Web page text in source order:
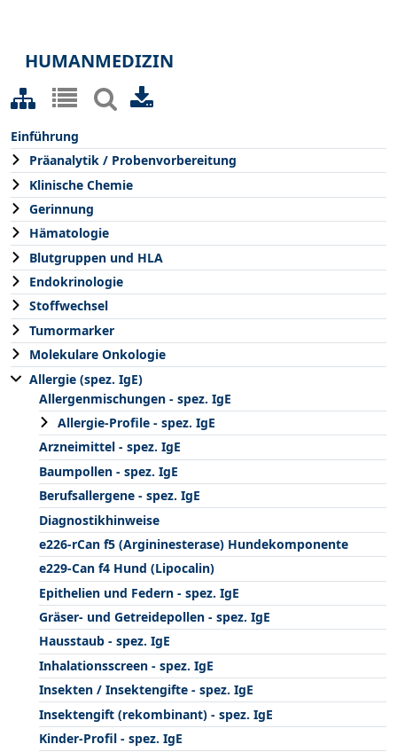
HUMANMEDIZIN
Einführung
Präanalytik / Probenvorbereitung
Klinische Chemie
Gerinnung
Hämatologie
Blutgruppen und HLA
Endokrinologie
Stoffwechsel
Tumormarker
Molekulare Onkologie
Allergie (spez. IgE)
Allergenmischungen - spez. IgE
Allergie-Profile - spez. IgE
Arzneimittel - spez. IgE
Baumpollen - spez. IgE
Berufsallergene - spez. IgE
Diagnostikhinweise
e226-rCan f5 (Argininesterase) Hundekomponente
e229-Can f4 Hund (Lipocalin)
Epithelien und Federn - spez. IgE
Gräser- und Getreidepollen - spez. IgE
Hausstaub - spez. IgE
Inhalationsscreen - spez. IgE
Insekten / Insektengifte - spez. IgE
Insektengift (rekombinant) - spez. IgE
Kinder-Profil - spez. IgE